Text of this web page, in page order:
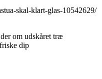
skal-klart-glas-10542629/
om udskåret træ
dip